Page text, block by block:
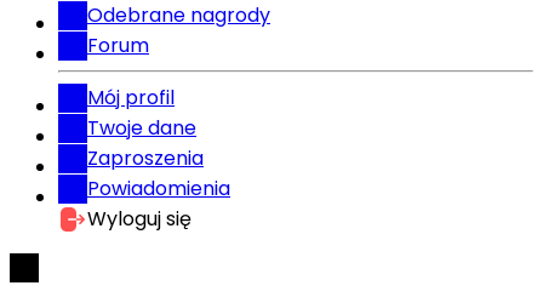
Odebrane nagrody
Forum
Mój profil
Twoje dane
Zaproszenia
Powiadomienia
Wyloguj się